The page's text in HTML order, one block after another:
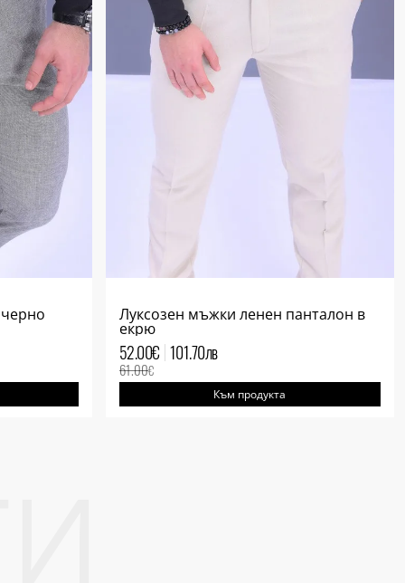
Луксозен мъжки ленен панталон в
екрю
52.00€ 101.70лв
61.00€
Към продукта